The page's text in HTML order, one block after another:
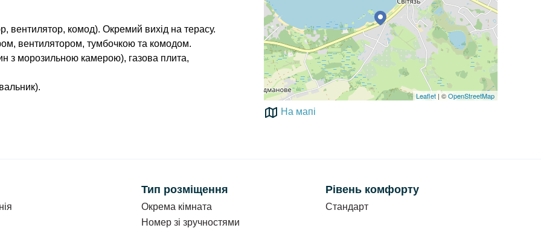
вентилятор, комод). Окремий вихід на терасу.
вентилятором, тумбочкою та комодом.
з морозильною камерою), газова плита,
Leaflet| ©OpenStreetMap
На мапі
Тип розміщення
Окрема кімната
Номер зі зручностями
Рівень комфорту
Стандарт